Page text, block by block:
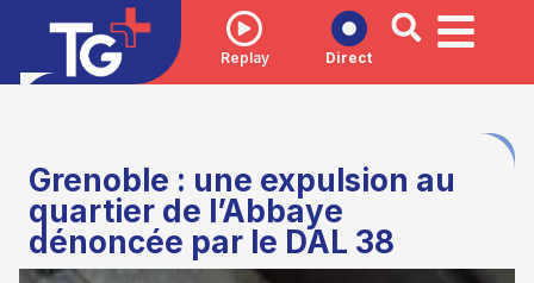
Replay Direct
Grenoble : une expulsion au
quartier de l’Abbaye
dénoncée par le DAL 38